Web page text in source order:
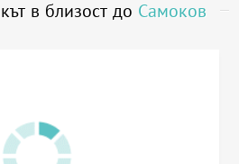
в близост до Самоков